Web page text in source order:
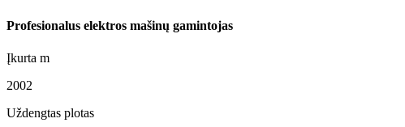
Profesionalus elektros mašinų gamintojas
Įkurta m
2002
Uždengtas plotas